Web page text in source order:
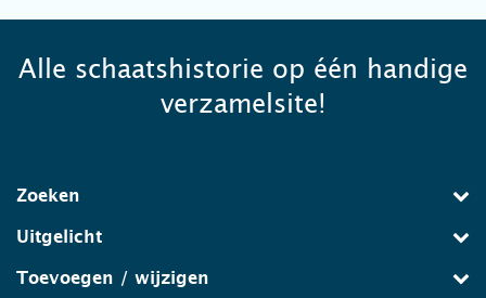
Alle schaatshistorie op één handige
verzamelsite!
Zoeken
Uitgelicht
Toevoegen / wijzigen